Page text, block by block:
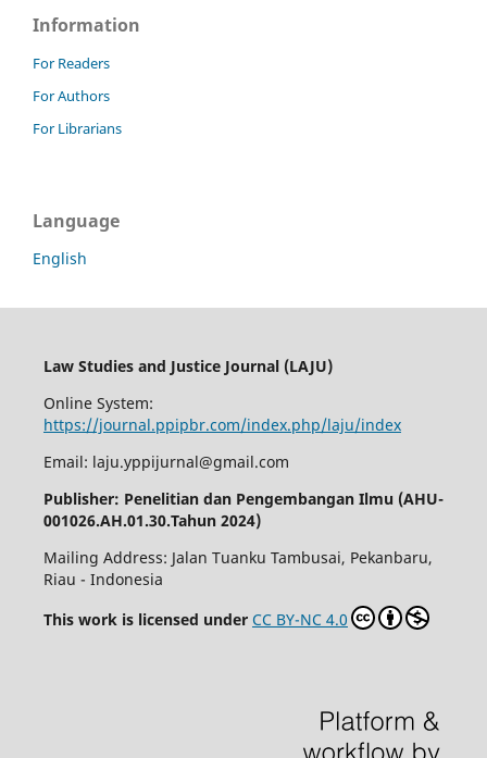
Information
For Readers
For Authors
For Librarians
Language
English
Law Studies and Justice Journal (LAJU)
Online System:
https://journal.ppipbr.com/index.php/laju/index
Email: laju.yppijurnal@gmail.com
Publisher: Penelitian dan Pengembangan Ilmu (AHU-
001026.AH.01.30.Tahun 2024)
Mailing Address: Jalan Tuanku Tambusai, Pekanbaru,
Riau - Indonesia
This work is licensed under CC BY-NC 4.0